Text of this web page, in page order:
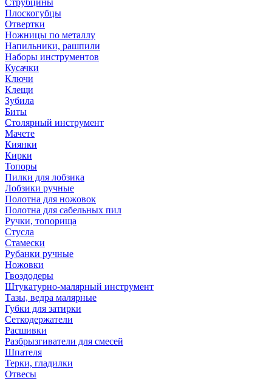
Струбцины
Плоскогубцы
Отвертки
Ножницы по металлу
Напильники, рашпили
Наборы инструментов
Кусачки
Ключи
Клещи
Зубила
Биты
Столярный инструмент
Мачете
Киянки
Кирки
Топоры
Пилки для лобзика
Лобзики ручные
Полотна для ножовок
Полотна для сабельных пил
Ручки, топорища
Стусла
Стамески
Рубанки ручные
Ножовки
Гвоздодеры
Штукатурно-малярный инструмент
Тазы, ведра малярные
Губки для затирки
Сеткодержатели
Расшивки
Разбрызгиватели для смесей
Шпателя
Терки, гладилки
Отвесы